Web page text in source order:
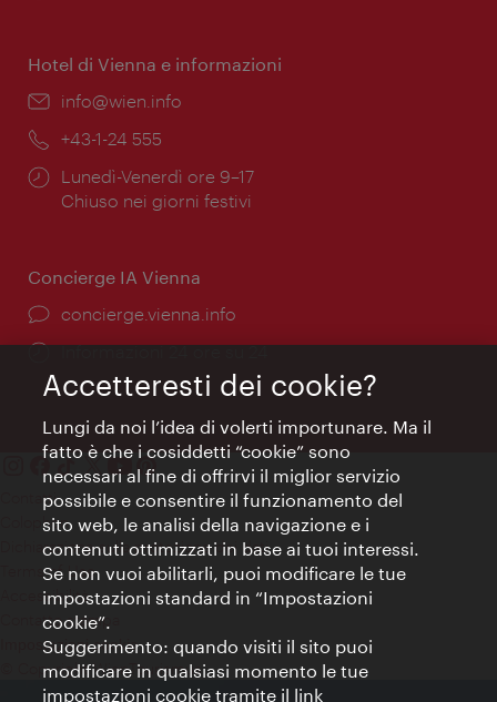
Hotel di Vienna e informazioni
Email:
info@wien.info
Telefono:
+43-1-24 555
Orari
di
Lunedì-Venerdì ore 9–17
Chiuso nei giorni festivi
Concierge IA Vienna
Ort:
concierge.vienna.info
Öffnungszeiten:
Informazioni 24 ore su 24
Contatti
Colophon
Dichiarazione sulla protezione dei dati
Terms of Use
Accessibilità
Contatto stampa
Impostazioni cookie
© Copyright WienTourismus
Accetteresti dei cookie?
Lungi da noi l’idea di volerti importunare. Ma il
fatto è che i cosiddetti “cookie” sono
necessari al fine di offrirvi il miglior servizio
possibile e consentire il funzionamento del
sito web, le analisi della navigazione e i
contenuti ottimizzati in base ai tuoi interessi.
Se non vuoi abilitarli, puoi modificare le tue
impostazioni standard in “Impostazioni
cookie”.
Suggerimento: quando visiti il sito puoi
modificare in qualsiasi momento le tue
impostazioni cookie tramite il link